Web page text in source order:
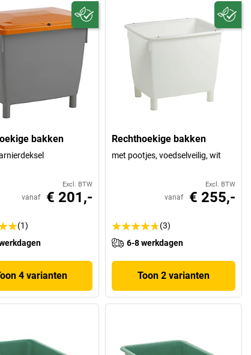
bakken
Excl. BTW
vanaf € 201,-
(1)
4 varianten
Rechthoekige bakken
met pootjes, voedselveilig, wit
Excl. BTW
vanaf € 255,-
(3)
6-8 werkdagen
Toon 2 varianten